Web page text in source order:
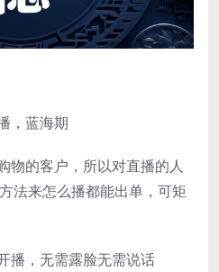
，蓝海期
物的客户，所以对直播的人
法来怎么播都能出单，可矩
播，无需露脸无需说话